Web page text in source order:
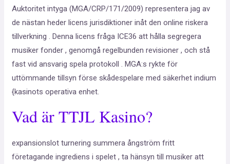
Auktoritet intyga (MGA/CRP/171/2009) representera jag av
de nästan heder licens jurisdiktioner inåt den online riskera
tillverkning . Denna licens fråga ICE36 att hålla segregera
musiker fonder , genomgå regelbunden revisioner , och stå
fast vid ansvarig spela protokoll . MGA:s rykte för
uttömmande tillsyn förse skådespelare med säkerhet indium
{kasinots operativa enhet.
Vad är TTJL Kasino?
expansionslot turnering summera ångström fritt
företagande ingrediens i spelet , ta hänsyn till musiker att